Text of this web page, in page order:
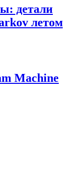
детали
летом
Machine